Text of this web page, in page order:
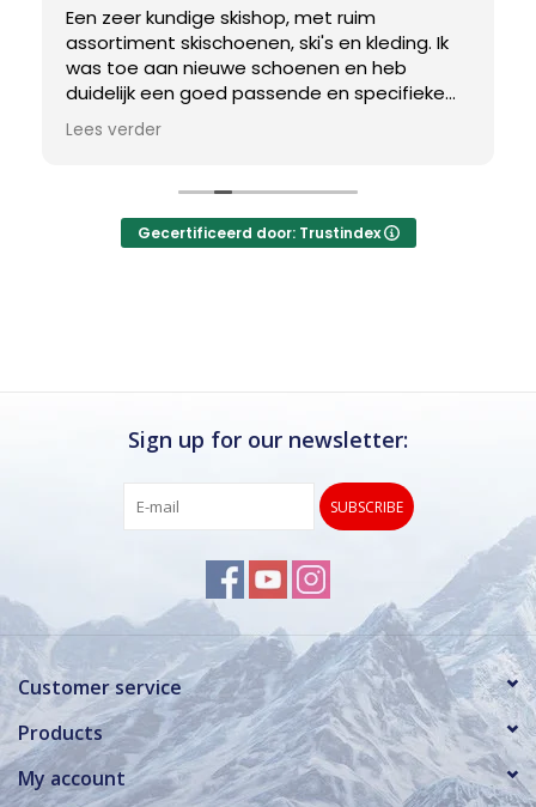
Een zeer kundige skishop, met ruim
assortiment skischoenen, ski's en kleding. Ik
was toe aan nieuwe schoenen en heb
duidelijk een goed passende en specifieke
breedtemaat nodig. Er werd uitgebreid de
tijd genomen om de juiste schoen te vinden.
gevonden, waar met een paar kleine
aanpassing het perfecte model van werd
gemaakt.
Lees verder
Gecertificeerd door: Trustindex
Sign up for our newsletter:
SUBSCRIBE
Customer service
Products
My account